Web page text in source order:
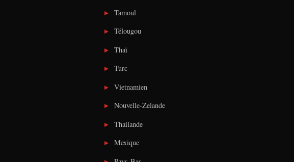
Tamoul
Télougou
Thaï
Turc
Vietnamien
Nouvelle-Zelande
Thailande
Mexique